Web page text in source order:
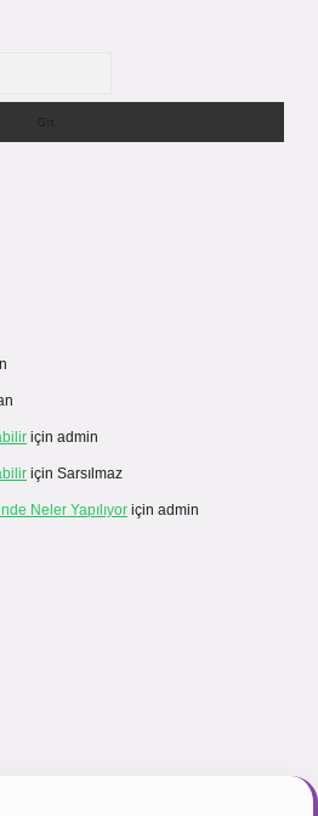
için admin
için Sarsılmaz
Neler Yapılıyor için admin